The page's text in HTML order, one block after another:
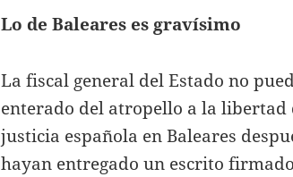
Lo de Baleares es gravísimo
La fiscal general del Estado no
enterado del atropello a la libertad
justicia española en Baleares
hayan entregado un escrito